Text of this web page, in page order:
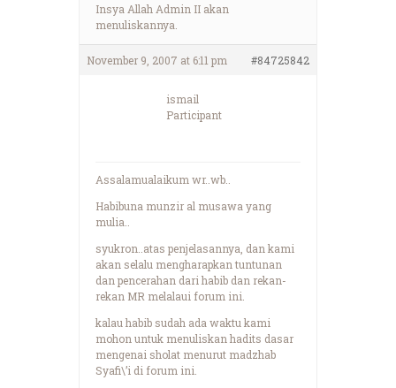
Insya Allah Admin II akan
menuliskannya.
November 9, 2007 at 6:11 pm #84725842
ismail
Participant
Assalamualaikum wr..wb..
Habibuna munzir al musawa yang
mulia..
syukron..atas penjelasannya, dan kami
akan selalu mengharapkan tuntunan
dan pencerahan dari habib dan rekan-
rekan MR melalaui forum ini.
kalau habib sudah ada waktu kami
mohon untuk menuliskan hadits dasar
mengenai sholat menurut madzhab
Syafi\’i di forum ini.